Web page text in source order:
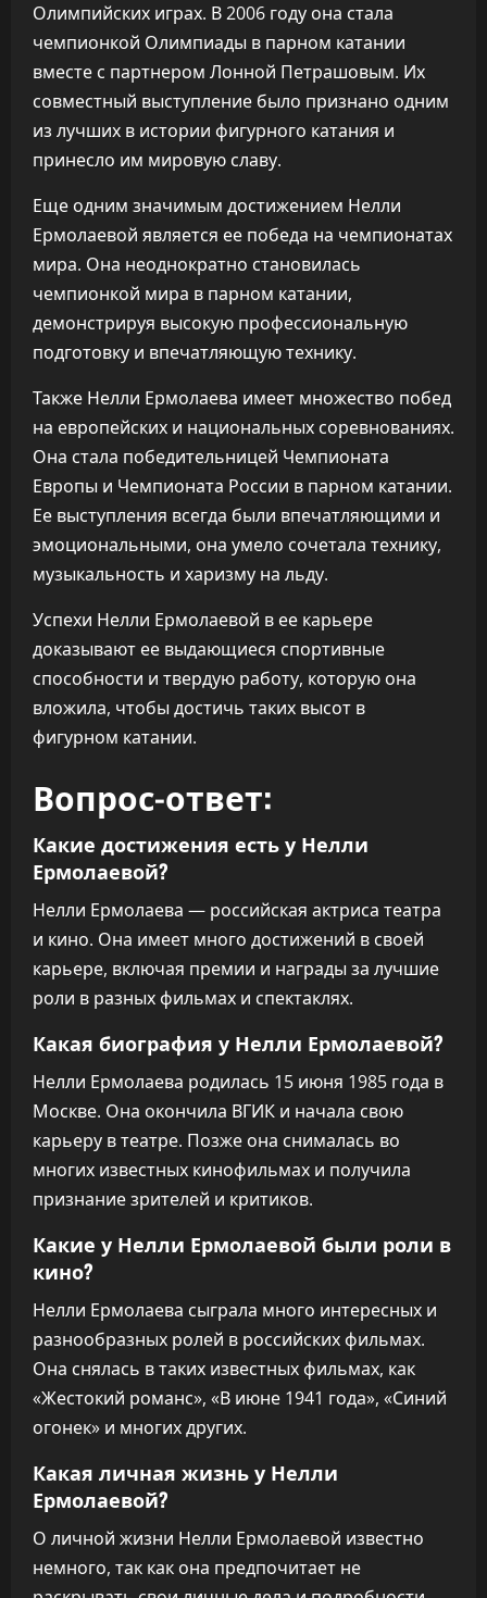
Олимпийских играх. В 2006 году она стала
чемпионкой Олимпиады в парном катании
вместе с партнером Лонной Петрашовым. Их
совместный выступление было признано одним
из лучших в истории фигурного катания и
принесло им мировую славу.
Еще одним значимым достижением Нелли
Ермолаевой является ее победа на чемпионатах
мира. Она неоднократно становилась
чемпионкой мира в парном катании,
демонстрируя высокую профессиональную
подготовку и впечатляющую технику.
Также Нелли Ермолаева имеет множество побед
на европейских и национальных соревнованиях.
Она стала победительницей Чемпионата
Европы и Чемпионата России в парном катании.
Ее выступления всегда были впечатляющими и
эмоциональными, она умело сочетала технику,
музыкальность и харизму на льду.
Успехи Нелли Ермолаевой в ее карьере
доказывают ее выдающиеся спортивные
способности и твердую работу, которую она
вложила, чтобы достичь таких высот в
фигурном катании.
Вопрос-ответ:
Какие достижения есть у Нелли
Ермолаевой?
Нелли Ермолаева — российская актриса театра
и кино. Она имеет много достижений в своей
карьере, включая премии и награды за лучшие
роли в разных фильмах и спектаклях.
Какая биография у Нелли Ермолаевой?
Нелли Ермолаева родилась 15 июня 1985 года в
Москве. Она окончила ВГИК и начала свою
карьеру в театре. Позже она снималась во
многих известных кинофильмах и получила
признание зрителей и критиков.
Какие у Нелли Ермолаевой были роли в
кино?
Нелли Ермолаева сыграла много интересных и
разнообразных ролей в российских фильмах.
Она снялась в таких известных фильмах, как
«Жестокий романс», «В июне 1941 года», «Синий
огонек» и многих других.
Какая личная жизнь у Нелли
Ермолаевой?
О личной жизни Нелли Ермолаевой известно
немного, так как она предпочитает не